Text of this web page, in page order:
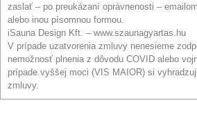
zaslať – po preukázaní oprávnenosti –
alebo inou písomnou formou.
iSauna Design Kft. – www.szaunagyartas.hu
V prípade uzatvorenia zmluvy nenesieme
nemožnosť plnenia z dôvodu COVID alebo
prípade vyššej moci (VIS MAIOR) si
zmluvy.